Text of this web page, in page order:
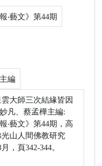
‧藝文》第44期
編
大師三次結緣皆因
凡、蔡孟樺主編:
‧藝文》第44期，高
山人間佛教研究
，頁342-344。